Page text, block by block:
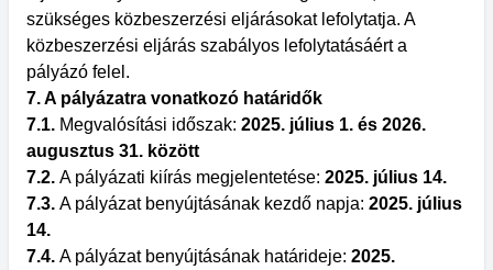
szükséges közbeszerzési eljárásokat lefolytatja. A
közbeszerzési eljárás szabályos lefolytatásáért a
pályázó felel.
7. A pályázatra vonatkozó határidők
7.1. Megvalósítási időszak: 2025. július 1. és 2026.
augusztus 31. között
7.2. A pályázati kiírás megjelentetése: 2025. július 14.
7.3. A pályázat benyújtásának kezdő napja: 2025. július
14.
7.4. A pályázat benyújtásának határideje: 2025.